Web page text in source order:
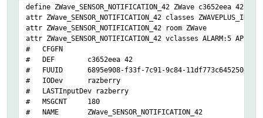
define ZWave_SENSOR_NOTIFICATION_42 ZWave c3652eea 42
attr ZWave_SENSOR_NOTIFICATION_42 classes ZWAVEPLUS_INFO
attr ZWave_SENSOR_NOTIFICATION_42 room ZWave
attr ZWave_SENSOR_NOTIFICATION_42 vclasses ALARM:5
# CFGFN
# DEF c3652eea 42
# FUUID 6895e908-f33f-7c91-9c84-11df773c645250e2
# IODev razberry
# LASTInputDev razberry
# MSGCNT 180
# NAME ZWave_SENSOR_NOTIFICATION_42